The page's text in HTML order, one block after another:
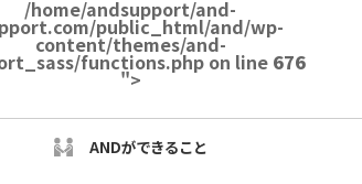
/home/andsupport/and-
public_html/and/wp-
content/themes/and-
functions.php on line 676
">
ANDができること